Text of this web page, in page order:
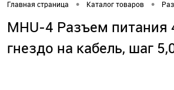
Главная страница • Каталог товаров •
MHU-4 Разъем питания
гнездо на кабель, шаг